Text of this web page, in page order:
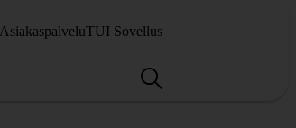
AsiakaspalveluTUI Sovellus